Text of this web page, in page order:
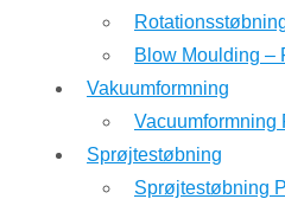
Blow Moulding –
Vakuumformning
Vacuumformning
Sprøjtestøbning
Sprøjtestøbning